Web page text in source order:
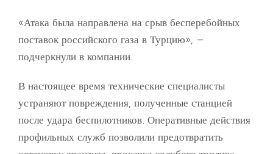
«Атака была направлена на срыв бесперебойных
поставок российского газа в Турцию», –
подчеркнули в компании.
В настоящее время технические специалисты
устраняют повреждения, полученные станцией
после удара беспилотников. Оперативные действия
профильных служб позволили предотвратить